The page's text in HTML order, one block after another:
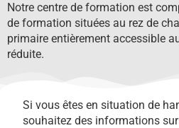
Notre centre de formation est
de formation situées au rez de
primaire entièrement accessible
réduite.
Si vous êtes en situation de
souhaitez des informations